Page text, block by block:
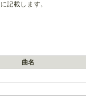
に記載します。
曲名